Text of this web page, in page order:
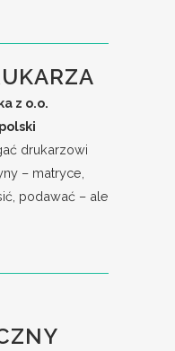
z o.o.
drukarzowi
– matryce,
podawać – ale